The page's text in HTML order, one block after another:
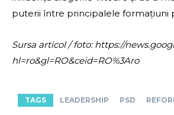
puterii între principalele formațiuni
Sursa articol / foto: https://
hl=ro&gl=RO&ceid=RO%3Aro
TAGS LEADERSHIP PSD